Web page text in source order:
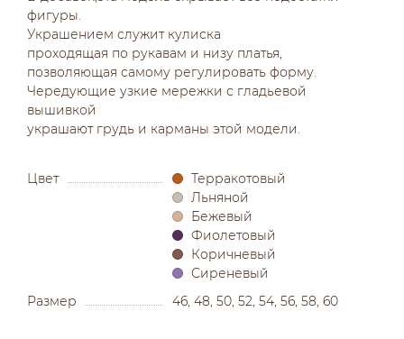
фигуры.
Украшением служит кулиска
проходящая по рукавам и низу платья,
позволяющая самому регулировать форму.
Чередующие узкие мережки с гладьевой
вышивкой
украшают грудь и карманы этой модели.
Цвет
Терракотовый
Льняной
Бежевый
Фиолетовый
Коричневый
Сиреневый
Размер
46, 48, 50, 52, 54, 56, 58, 60